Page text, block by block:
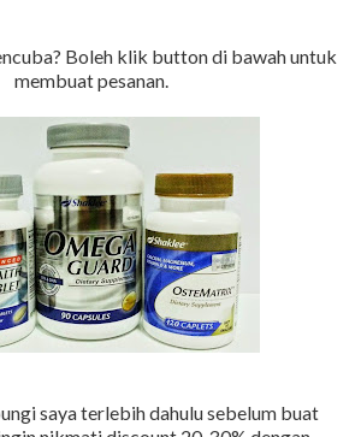
Boleh klik button di bawah untuk
membuat pesanan.
saya terlebih dahulu sebelum buat